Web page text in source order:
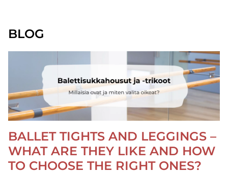
BLOG
BALLET TIGHTS AND LEGGINGS –
WHAT ARE THEY LIKE AND HOW
TO CHOOSE THE RIGHT ONES?